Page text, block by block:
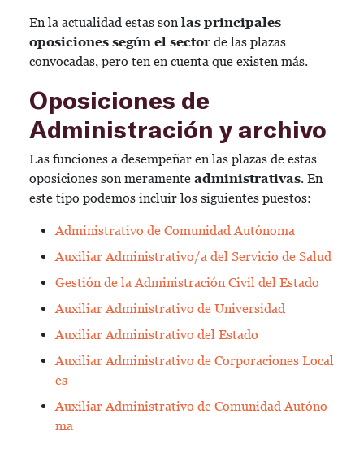
En la actualidad estas son las principales
oposiciones según el sector de las plazas
convocadas, pero ten en cuenta que existen más.
Oposiciones de
Administración y archivo
Las funciones a desempeñar en las plazas de estas
oposiciones son meramente administrativas. En
este tipo podemos incluir los siguientes puestos:
Administrativo de Comunidad Autónoma
Auxiliar Administrativo/a del Servicio de Salud
Gestión de la Administración Civil del Estado
Auxiliar Administrativo de Universidad
Auxiliar Administrativo del Estado
Auxiliar Administrativo de Corporaciones Local
es
Auxiliar Administrativo de Comunidad Autóno
ma